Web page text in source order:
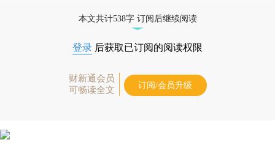
本文共计538字 订阅后继续阅读
登录 后获取已订阅的阅读权限
财新通会员
可畅读全文
订阅/会员升级